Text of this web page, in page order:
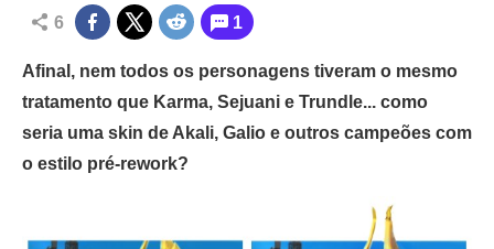
6 1
Afinal, nem todos os personagens tiveram o mesmo
tratamento que Karma, Sejuani e Trundle... como
seria uma skin de Akali, Galio e outros campeões com
o estilo pré-rework?